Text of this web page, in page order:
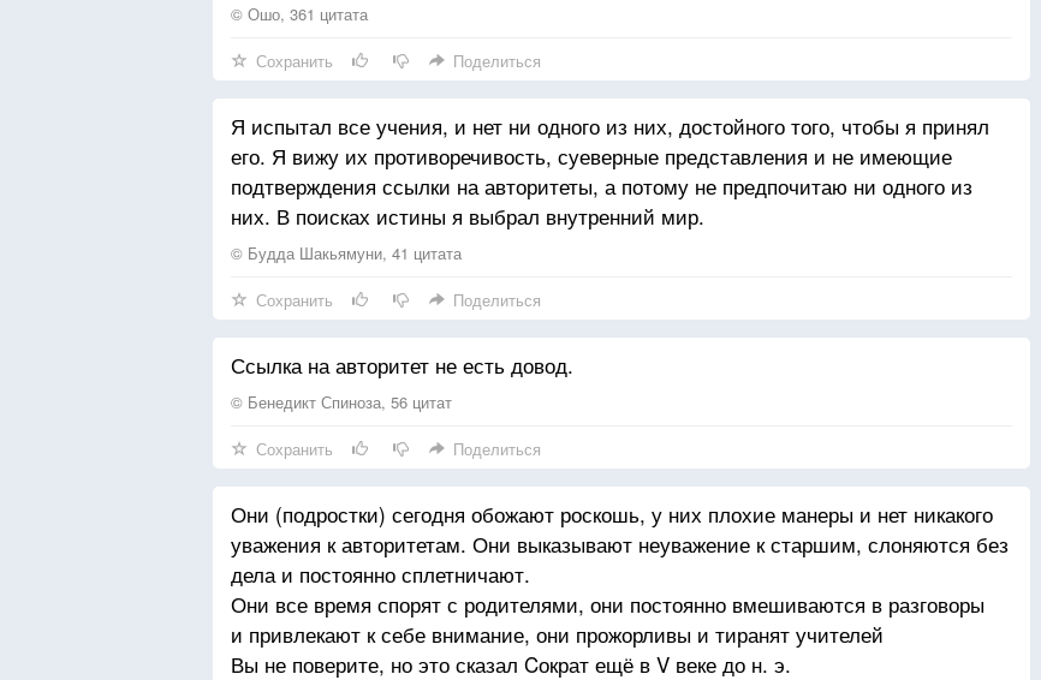
говорить что-то другое, для него ничего не изменится. У него есть собственный
© Ошо, 361 цитата
Сохранить Поделиться
Я испытал все учения, и нет ни одного из них, достойного того, чтобы я принял
его. Я вижу их противоречивость, суеверные представления и не имеющие
подтверждения ссылки на авторитеты, а потому не предпочитаю ни одного из
них. В поисках истины я выбрал внутренний мир.
© Будда Шакьямуни, 41 цитата
Сохранить Поделиться
Ссылка на авторитет не есть довод.
© Бенедикт Спиноза, 56 цитат
Сохранить Поделиться
Они (подростки) сегодня обожают роскошь, у них плохие манеры и нет никакого
уважения к авторитетам. Они выказывают неуважение к старшим, слоняются без
дела и постоянно сплетничают.
Они все время спорят с родителями, они постоянно вмешиваются в разговоры
и привлекают к себе внимание, они прожорливы и тиранят учителей
Вы не поверите, но это сказал Cократ ещё в V веке до н. э.